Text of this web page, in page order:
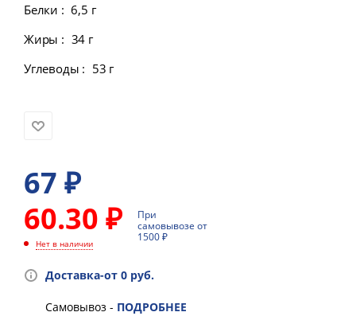
Белки : 6,5 г
Жиры : 34 г
Углеводы : 53 г
67 ₽
60.30 ₽
При
самовывозе от
1500 ₽
Нет в наличии
Доставка-от 0 руб.
Самовывоз - ПОДРОБНЕЕ